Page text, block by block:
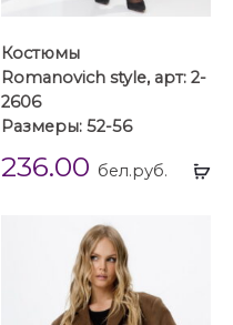
Костюмы
Romanovich style, арт: 2-
2606
Размеры: 52-56
236.00 бел.руб.